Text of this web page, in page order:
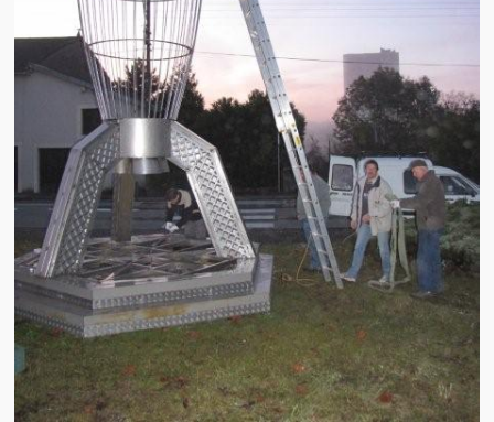
Autres animations
La fête foraine
Les aubades
Où se trouve Héming ?
Photos
20 ans, ça se fête ! Souvenirs de 2009…
2014, les 25 ans de l’association
17/05/2015 : LA vidéo souvenir 2015
17/05/2015 : Tous nos membres étaient en action
17/05/2015 : 127 brocanteurs vous attendaient